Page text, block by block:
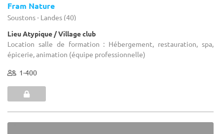
Fram Nature
Soustons - Landes (40)
Lieu Atypique / Village club
Location salle de formation : Hébergement, restauration, spa,
épicerie, animation (équipe professionnelle)
1-400